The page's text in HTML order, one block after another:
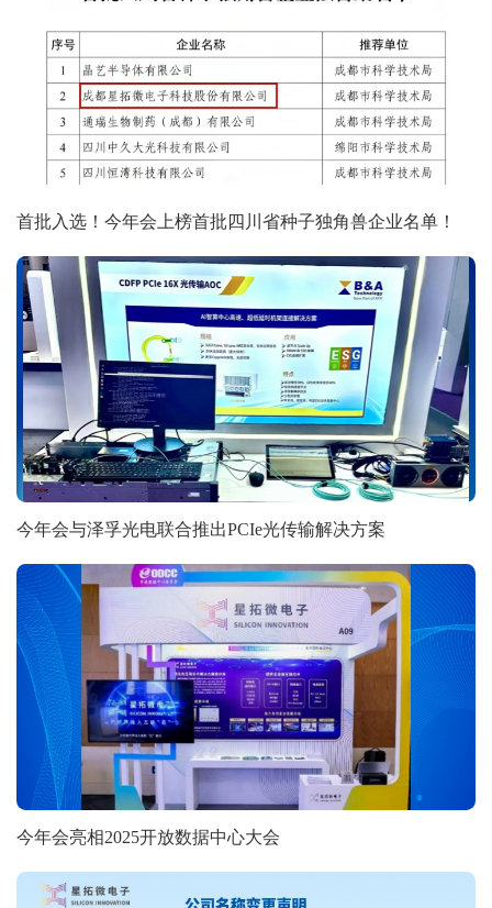
首批入选！今年会上榜首批四川省种子独角兽企业名单！
今年会与泽孚光电联合推出PCIe光传输解决方案
今年会亮相2025开放数据中心大会